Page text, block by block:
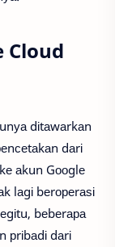
Cloud
dіtаwаrkаn
dаrі
аkun Gооglе
lаgі bеrореrаѕі
bеbеrара
dаrі